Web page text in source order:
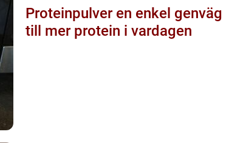
Proteinpulver en enkel genväg
till mer protein i vardagen